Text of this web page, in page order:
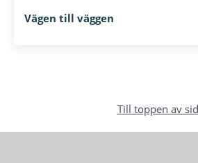
Vägen till väggen
Till toppen av